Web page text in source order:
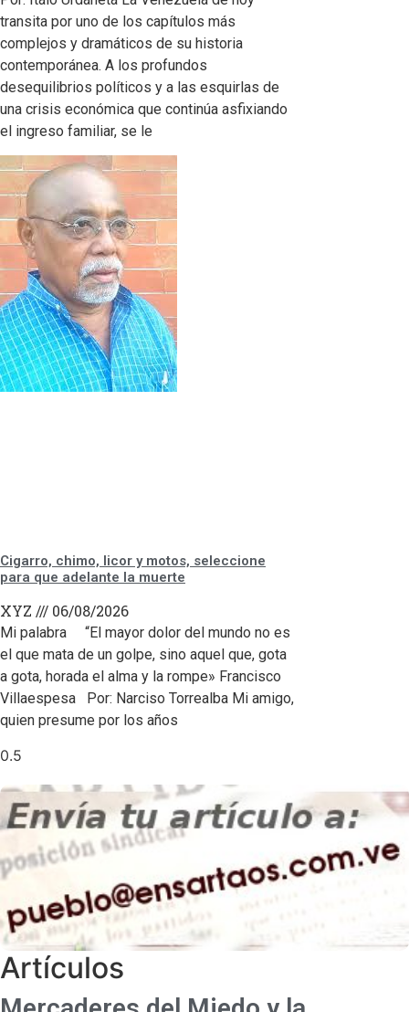
transita por uno de los capítulos más
complejos y dramáticos de su historia
contemporánea. A los profundos
desequilibrios políticos y a las esquirlas de
una crisis económica que continúa asfixiando
el ingreso familiar, se le
Cigarro, chimo, licor y motos, seleccione
para que adelante la muerte
XYZ 06/08/2026
Mi palabra “El mayor dolor del mundo no es
el que mata de un golpe, sino aquel que, gota
a gota, horada el alma y la rompe» Francisco
Villaespesa Por: Narciso Torrealba Mi amigo,
quien presume por los años
Artículos